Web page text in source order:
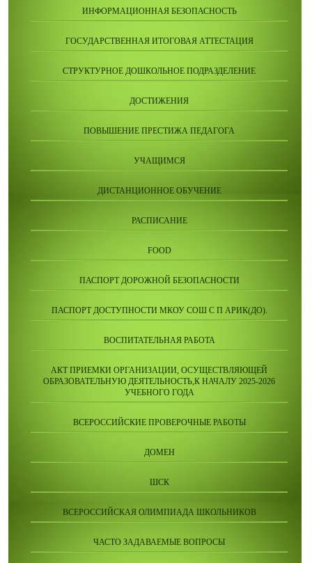
ИНФОРМАЦИОННАЯ БЕЗОПАСНОСТЬ
ГОСУДАРСТВЕННАЯ ИТОГОВАЯ АТТЕСТАЦИЯ
СТРУКТУРНОЕ ДОШКОЛЬНОЕ ПОДРАЗДЕЛЕНИЕ
ДОСТИЖЕНИЯ
ПОВЫШЕНИЕ ПРЕСТИЖА ПЕДАГОГА
УЧАЩИМСЯ
ДИСТАНЦИОННОЕ ОБУЧЕНИЕ
РАСПИСАНИЕ
FOOD
ПАСПОРТ ДОРОЖНОЙ БЕЗОПАСНОСТИ
ПАСПОРТ ДОСТУПНОСТИ МКОУ СОШ С П АРИК(ДО).
ВОСПИТАТЕЛЬНАЯ РАБОТА
АКТ ПРИЕМКИ ОРГАНИЗАЦИИ, ОСУЩЕСТВЛЯЮЩЕЙ
ОБРАЗОВАТЕЛЬНУЮ ДЕЯТЕЛЬНОСТЬ,К НАЧАЛУ 2025-2026
УЧЕБНОГО ГОДА
ВСЕРОССИЙСКИЕ ПРОВЕРОЧНЫЕ РАБОТЫ
ДОМЕН
ШСК
ВСЕРОССИЙСКАЯ ОЛИМПИАДА ШКОЛЬНИКОВ
ЧАСТО ЗАДАВАЕМЫЕ ВОПРОСЫ